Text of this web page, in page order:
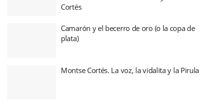
Cortés
Camarón y el becerro de oro (o la copa de
plata)
Montse Cortés. La voz, la vidalita y la Pirula